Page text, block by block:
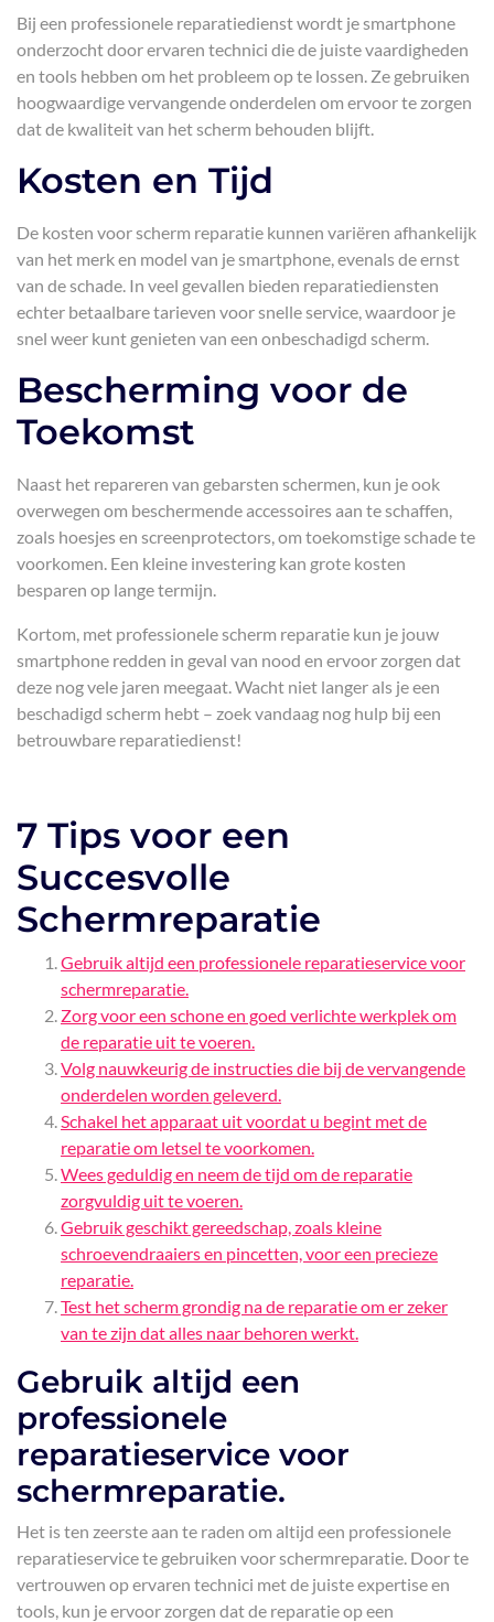
Bij een professionele reparatiedienst wordt je smartphone
onderzocht door ervaren technici die de juiste vaardigheden
en tools hebben om het probleem op te lossen. Ze gebruiken
hoogwaardige vervangende onderdelen om ervoor te zorgen
dat de kwaliteit van het scherm behouden blijft.
Kosten en Tijd
De kosten voor scherm reparatie kunnen variëren afhankelijk
van het merk en model van je smartphone, evenals de ernst
van de schade. In veel gevallen bieden reparatiediensten
echter betaalbare tarieven voor snelle service, waardoor je
snel weer kunt genieten van een onbeschadigd scherm.
Bescherming voor de
Toekomst
Naast het repareren van gebarsten schermen, kun je ook
overwegen om beschermende accessoires aan te schaffen,
zoals hoesjes en screenprotectors, om toekomstige schade te
voorkomen. Een kleine investering kan grote kosten
besparen op lange termijn.
Kortom, met professionele scherm reparatie kun je jouw
smartphone redden in geval van nood en ervoor zorgen dat
deze nog vele jaren meegaat. Wacht niet langer als je een
beschadigd scherm hebt – zoek vandaag nog hulp bij een
betrouwbare reparatiedienst!
7 Tips voor een
Succesvolle
Schermreparatie
Gebruik altijd een professionele reparatieservice voor
schermreparatie.
Zorg voor een schone en goed verlichte werkplek om
de reparatie uit te voeren.
Volg nauwkeurig de instructies die bij de vervangende
onderdelen worden geleverd.
Schakel het apparaat uit voordat u begint met de
reparatie om letsel te voorkomen.
Wees geduldig en neem de tijd om de reparatie
zorgvuldig uit te voeren.
Gebruik geschikt gereedschap, zoals kleine
schroevendraaiers en pincetten, voor een precieze
reparatie.
Test het scherm grondig na de reparatie om er zeker
van te zijn dat alles naar behoren werkt.
Gebruik altijd een
professionele
reparatieservice voor
schermreparatie.
Het is ten zeerste aan te raden om altijd een professionele
reparatieservice te gebruiken voor schermreparatie. Door te
vertrouwen op ervaren technici met de juiste expertise en
tools, kun je ervoor zorgen dat de reparatie op een